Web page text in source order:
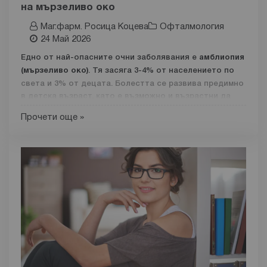
Какво е кератоконус и как се развива?
Кератоконусът едегенеративно заболяване, при
което роговицата на окото постепенно изтънява.
резултат на това тя придобива конусовидна форма
на мързеливо око
Маг.фарм. Росица Коцева
Офталмология
24 Май 2026
Едно от най-опасните очни заболявания е амблиопия
(мързеливо око) . Тя засяга 3-4% от населението по
света и 3% от децата. Болестта се развива предимно
Последствията могат да бъдат необратими, като
острота.
Какво представлява амблиопията и как се развива?
нарушение на бинокулярната функция
на зрителния апарат
. При рефракционни нарушения се
стига до намалена зрителна острота. Човек е със
замъглено зрение с едното око напълно или
частично. При това състояние тойне може да вижда
триизмерни изображения
, да преценява реда на
обектите, техния обем или да възприема дълбочина.
Прочети още »